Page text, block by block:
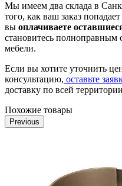
Мы имеем два склада в
того, как ваш заказ
вы оплачиваете
становитесь полноправным
мебели.
Если вы хотите уточнить
консультацию, оставьте
доставку по всей
Похожие товары
Previous